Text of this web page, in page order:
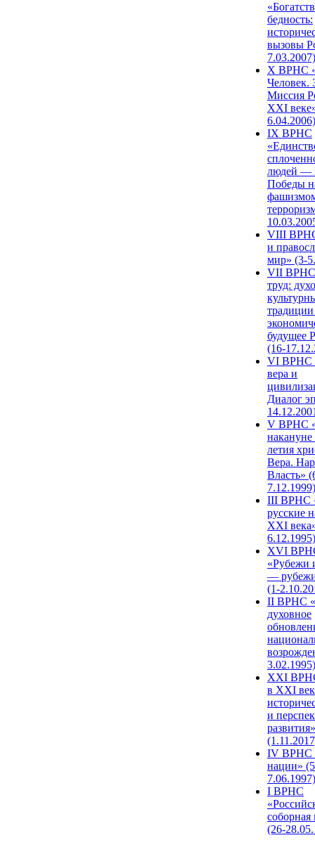
бедность:
вызовы
7.03.2007)
X ВРНС
Человек.
Миссия
XXI
6.04.2006)
IX ВРНС
людей —
Победы
VIII
и
мир» (3-
VII ВРНС
труд:
будущее
(16-
VI ВРНС
вера и
Диалог
V ВРНС
накануне
летия
Вера.
Власть»
7.12.1999)
III ВРНС
русские
XXI
6.12.1995)
XVI
«Рубежи
—
(1-
II ВРНС
духовное
3.02.1995)
XХI
в XXI
и
развития»
IV ВРНС
нации»
7.06.1997)
I ВРНС
(26-